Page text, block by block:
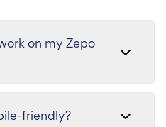
on my Zepo
friendly?